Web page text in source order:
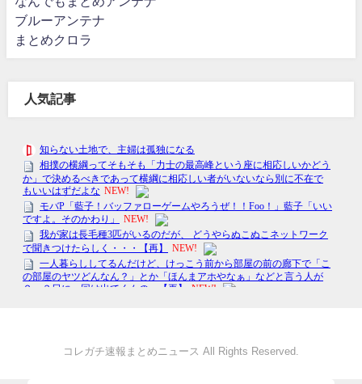
ブルーアンテナ
まとめクロラ
人気記事
コレガチ速報まとめニュース All Rights Reserved.